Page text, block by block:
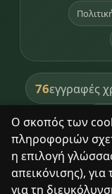
Ο σκοπός των
πληροφοριών
η επιλογή
απεικόνισης), για
για τη
76εγγραφές
8